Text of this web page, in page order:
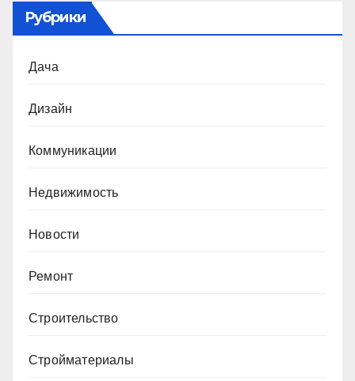
Рубрики
Дача
Дизайн
Коммуникации
Недвижимость
Новости
Ремонт
Строительство
Стройматериалы